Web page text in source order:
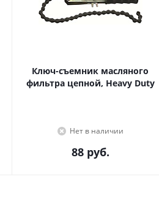
Ключ-съемник масляного
фильтра цепной, Heavy Duty
Нет в наличии
88руб.